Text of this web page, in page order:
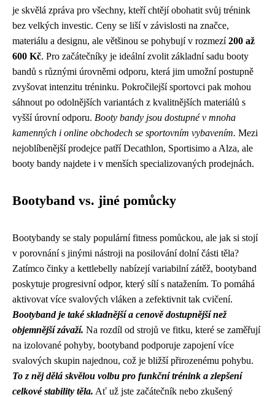
je skvělá zpráva pro všechny, kteří chtějí obohatit svůj trénink
bez velkých investic. Ceny se liší v závislosti na značce,
materiálu a designu, ale většinou se pohybují v rozmezí200 až
600 Kč. Pro začátečníky je ideální zvolit základní sadu booty
bandů s různými úrovněmi odporu, která jim umožní postupně
zvyšovat intenzitu tréninku. Pokročilejší sportovci pak mohou
sáhnout po odolnějších variantách z kvalitnějších materiálů s
vyšší úrovní odporu. Booty bandy jsou dostupné v mnoha
kamenných i online obchodech se sportovním vybavením. Mezi
nejoblíbenější prodejce patří Decathlon, Sportisimo a Alza, ale
booty bandy najdete i v menších specializovaných prodejnách.
Bootyband vs. jiné pomůcky
Bootybandy se staly populární fitness pomůckou, ale jak si stojí
v porovnání s jinými nástroji na posilování dolní části těla?
Zatímco činky a kettlebelly nabízejí variabilní zátěž, bootyband
poskytuje progresivní odpor, který sílí s natažením. To pomáhá
aktivovat více svalových vláken a zefektivnit tak cvičení.
Bootyband je také skladnější a cenově dostupnější než
objemnější závaží. Na rozdíl od strojů ve fitku, které se zaměřují
na izolované pohyby, bootyband podporuje zapojení více
svalových skupin najednou, což je bližší přirozenému pohybu.
To z něj dělá skvělou volbu pro funkční trénink a zlepšení
celkové stability těla. Ať už jste začátečník nebo zkušený